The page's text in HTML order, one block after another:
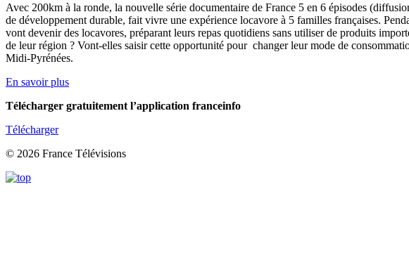
Avec 200km à la ronde, la nouvelle série documentaire de France 5 en 6 épisodes
de développement durable, fait vivre une expérience locavore à 5 familles françaises.
vont devenir des locavores, préparant leurs repas quotidiens sans utiliser de produits
de leur région ? Vont-elles saisir cette opportunité pour changer leur mode de
Midi-Pyrénées.
En savoir plus
Télécharger gratuitement l’application franceinfo
Télécharger
© 2026 France Télévisions